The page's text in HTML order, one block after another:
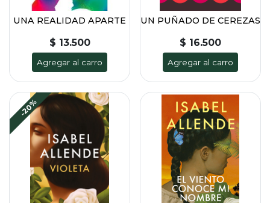
UNA REALIDAD APARTE
$ 13.500
Agregar al carro
UN PUÑADO DE CEREZAS
$ 16.500
Agregar al carro
-20%